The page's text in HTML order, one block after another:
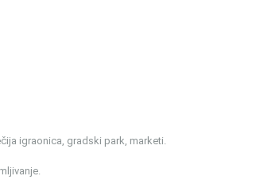
igraonica, gradski park, marketi.